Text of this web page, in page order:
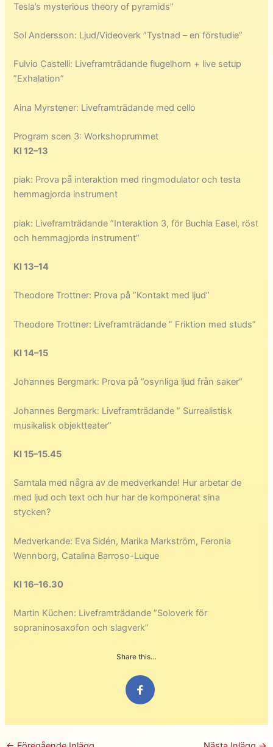
Tesla’s mysterious theory of pyramids”
Sol Andersson: Ljud/Videoverk ”Tystnad – en förstudie”
Fulvio Castelli: Liveframträdande flugelhorn + live setup
”Exhalation”
Aina Myrstener: Liveframträdande med cello
Program scen 3: Workshoprummet
Kl 12–13
piak: Prova på interaktion med ringmodulator och testa
hemmagjorda instrument
piak: Liveframträdande ”Interaktion 3, för Buchla Easel, röst
och hemmagjorda instrument”
Kl 13–14
Theodore Trottner: Prova på ”Kontakt med ljud”
Theodore Trottner: Liveframträdande ” Friktion med studs”
Kl 14–15
Johannes Bergmark: Prova på ”osynliga ljud från saker”
Johannes Bergmark: Liveframträdande ” Surrealistisk
musikalisk objektteater”
Kl 15–15.45
Samtala med några av de medverkande! Hur arbetar de
med ljud och text och hur har de komponerat sina
stycken?
Medverkande: Eva Sidén, Marika Markström, Feronia
Wennborg, Catalina Barroso-Luque
Kl 16–16.30
Martin Küchen: Liveframträdande ”Soloverk för
sopraninosaxofon och slagverk”
Share this…